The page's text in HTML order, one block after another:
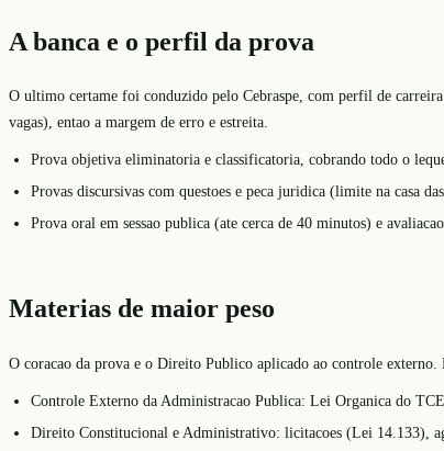
A banca e o perfil da prova
O ultimo certame foi conduzido pelo Cebraspe, com perfil de
vagas), entao a margem de erro e estreita.
Prova objetiva eliminatoria e classificatoria, cobrando todo o
Provas discursivas com questoes e peca juridica (limite na casa
Prova oral em sessao publica (ate cerca de 40 minutos) e
Materias de maior peso
O coracao da prova e o Direito Publico aplicado ao controle externo.
Controle Externo da Administracao Publica: Lei Organica do
Direito Constitucional e Administrativo: licitacoes (Lei 14.133),